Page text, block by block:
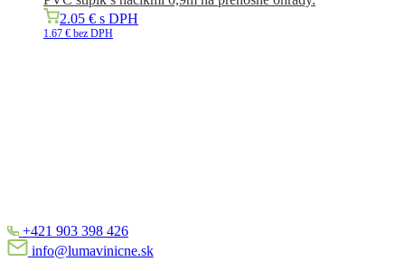
2.05 € s DPH
1.67 € bez DPH
+421 903 398 426
info@lumavinicne.sk